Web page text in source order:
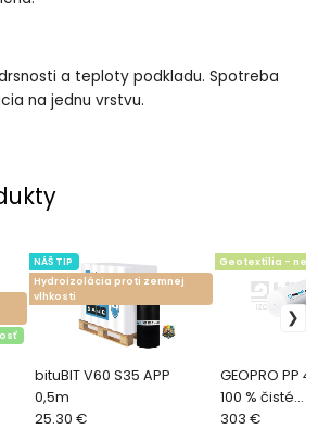
a teploty podkladu. Spotreba
na jednu vrstvu.
bituBIT V60 S35 APP
0,5m
NÁŠ TIP
Hydroizolácia proti zemnej
vlhkosti
25.30 €
GEOPRO PP
100 % čisté
Geotextília -
303 €